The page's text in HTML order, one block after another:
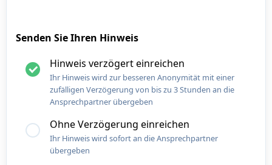
Senden Sie Ihren Hinweis
Hinweis verzögert einreichen
Ihr Hinweis wird zur besseren Anonymität mit einer
zufälligen Verzögerung von bis zu 3 Stunden an die
Ansprechpartner übergeben
Ohne Verzögerung einreichen
Ihr Hinweis wird sofort an die Ansprechpartner
übergeben